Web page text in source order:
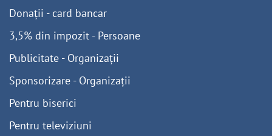
Donații - card bancar
3,5% din impozit - Persoane
Publicitate - Organizații
Sponsorizare - Organizații
Pentru biserici
Pentru televiziuni